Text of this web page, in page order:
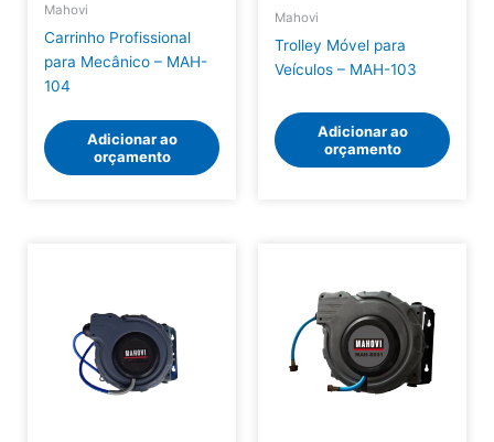
Mahovi
Carrinho Profissional
para Mecânico – MAH-
104
Adicionar ao
orçamento
Mahovi
Trolley Móvel para
Veículos – MAH-103
Adicionar ao
orçamento